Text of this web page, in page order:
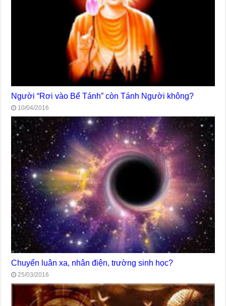
Người “Rơi vào Bể Tánh” còn Tánh Người không?
10/04/2016
Chuyển luân xa, nhân điện, trường sinh học?
25/03/2016